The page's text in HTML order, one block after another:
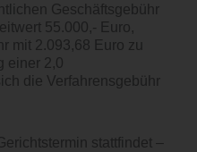
Geschäftsgebühr
55.000,- Euro,
mit 2.093,68 Euro zu
einer 2,0
die Verfahrensgebühr
stattfindet –